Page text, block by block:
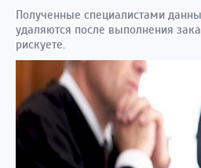
Полученные специалистами
удаляются после выполнения
рискуете.